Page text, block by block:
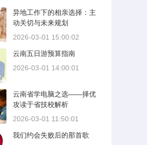
异地工作下的相亲选择：主
动关切与未来规划
2026-03-01 15:00:02
云南五日游预算指南
2026-03-01 14:00:01
云南省学电脑之选——择优
攻读于省技校解析
2026-03-01 11:50:01
我们约会失败后的那首歌